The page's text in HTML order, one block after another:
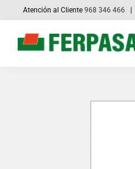
Atención al Cliente968 346 466
Search